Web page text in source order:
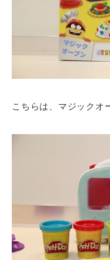
こちらは、マジックオ